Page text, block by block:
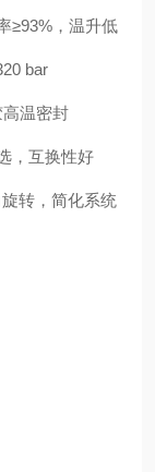
≥93%，温升低
bar
温密封
，互换性好
转，简化系统